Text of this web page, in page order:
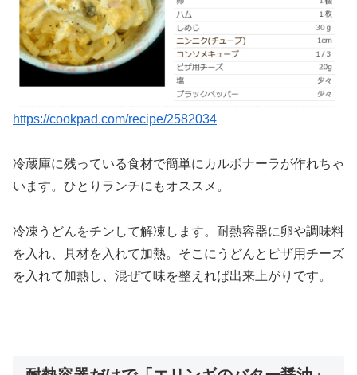
https://cookpad.com/recipe/2582034
冷蔵庫に残っている食材で簡単にカルボナーラが作れちゃ
います。ひとりランチにもオススメ。
冷凍うどんをチンして解凍します。耐熱容器に卵や調味料
を入れ、具材を入れて加熱。そこにうどんとピザ用チーズ
を入れて加熱し、混ぜて味を整えれば出来上がりです。